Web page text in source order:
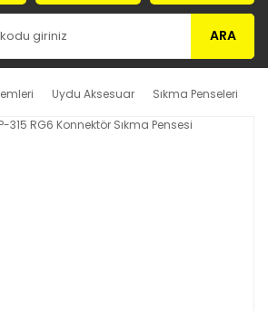
ARA
Uydu Aksesuar Sıkma Penseleri